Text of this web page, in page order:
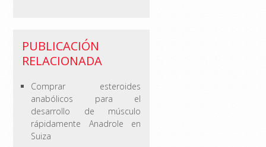
PUBLICACIÓN
RELACIONADA
Comprar esteroides
anabólicos para el
desarrollo de músculo
rápidamente Anadrole en
Suiza